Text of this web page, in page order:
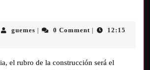
guemes 0 Comment
12:15
el rubro de la construcción será el